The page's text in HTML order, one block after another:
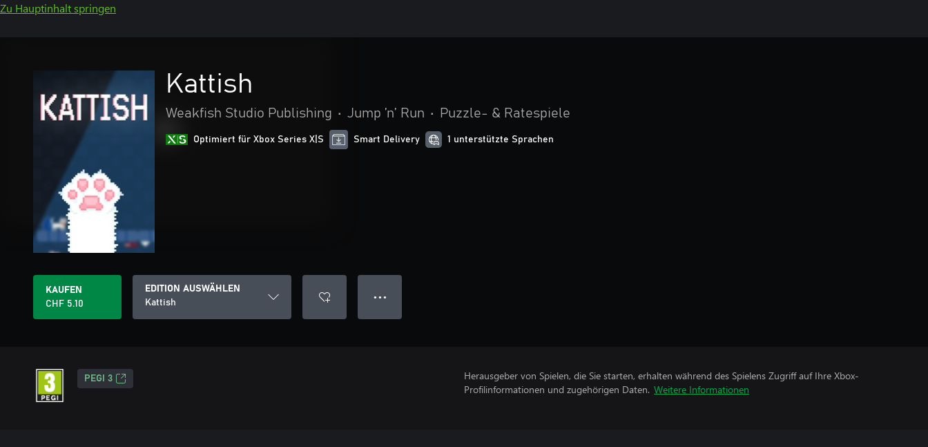
Zu Hauptinhalt springen
Kattish
Weakfish Studio Publishing • Jump ’n’ Run • Puzzle- & Ratespiele
Optimiert für Xbox Series X|S Smart Delivery 1 unterstützte Sprachen
KAUFEN
CHF 5.10
EDITION AUSWÄHLEN
Kattish
● ● ●
PEGI 3
Herausgeber von Spielen, die Sie starten, erhalten während des Spielens Zugriff auf Ihre Xbox-
Profilinformationen und zugehörigen Daten. Weitere Informationen